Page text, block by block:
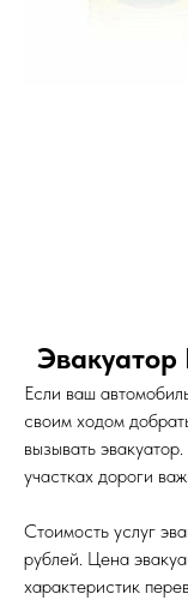
Если ваш
своим ходом
вызывать
участках дороги
Стоимость услуг
рублей. Цена
характеристик